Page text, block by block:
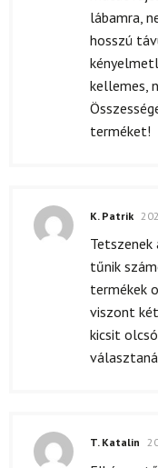
lábamra,
hosszú
kellemes,
terméket!
K. Patrik
Tetszenek
tűnik
termékek
viszont
kicsit
T. Katalin